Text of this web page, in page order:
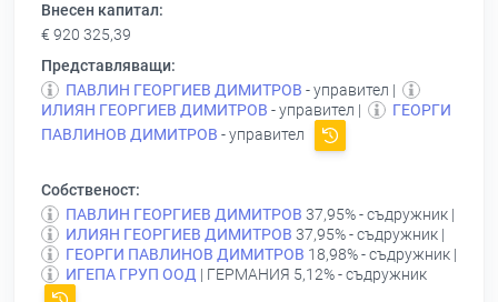
Внесен капитал:
€ 920 325,39
Представляващи:
ПАВЛИН ГЕОРГИЕВ ДИМИТРОВ - управител |
ИЛИЯН ГЕОРГИЕВ ДИМИТРОВ - управител |
ГЕОРГИ
ПАВЛИНОВ ДИМИТРОВ - управител
Собственост:
ПАВЛИН ГЕОРГИЕВ ДИМИТРОВ 37,95% - съдружник |
ИЛИЯН ГЕОРГИЕВ ДИМИТРОВ 37,95% - съдружник |
ГЕОРГИ ПАВЛИНОВ ДИМИТРОВ 18,98% - съдружник |
ИГЕПА ГРУП ООД | ГЕРМАНИЯ 5,12% - съдружник